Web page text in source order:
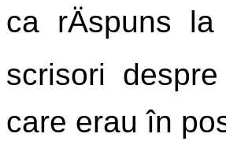
ca rÄspuns
scrisori
care erau în